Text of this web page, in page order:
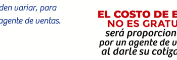
variar, para
de ventas.